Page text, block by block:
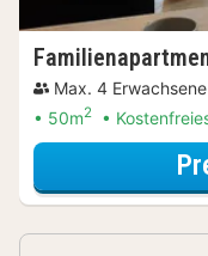
Max. 4 Erwachsene
50m2